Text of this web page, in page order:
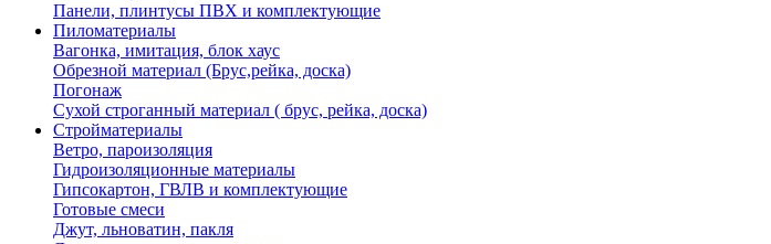
Панели, плинтусы ПВХ и комплектующие
Пиломатериалы
Вагонка, имитация, блок хаус
Обрезной материал (Брус,рейка, доска)
Погонаж
Сухой строганный материал ( брус, рейка, доска)
Стройматериалы
Ветро, пароизоляция
Гидроизоляционные материалы
Гипсокартон, ГВЛВ и комплектующие
Готовые смеси
Джут, льноватин, пакля